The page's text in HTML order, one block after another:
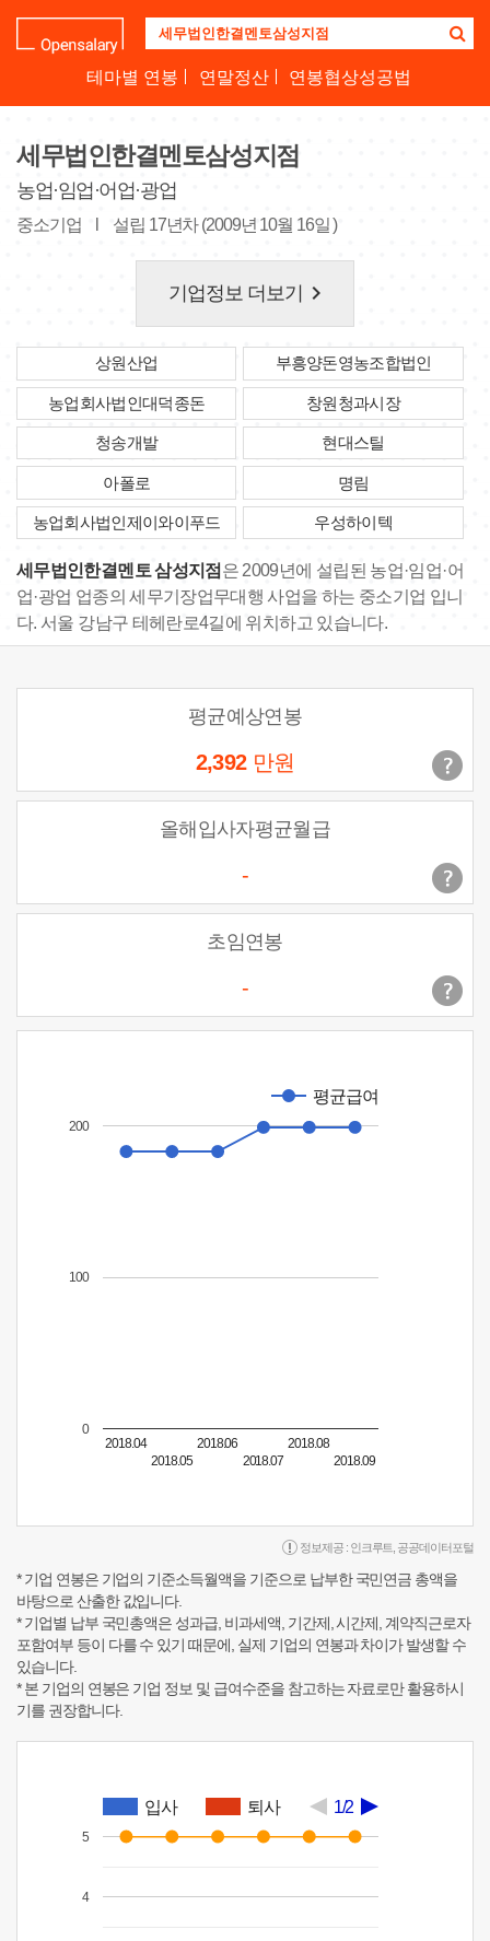
업
명
하
세
요
테마별 연봉 연말정산 연봉협상성공법
세무법인한결멘토삼성지점
농업·임업·어업·광업
중소기업 설립 17년차 (2009년 10월 16일 )
기업정보 더보기 keyboard_arrow_right
상원산업 부흥양돈영농조합법인
농업회사법인대덕종돈 창원청과시장
청송개발 현대스틸
아폴로 명림
농업회사법인제이와이푸드 우성하이텍
세무법인한결멘토 삼성지점 은 2009년에 설립된 농업·임업·어
업·광업 업종의 세무기장업무대행 사업을 하는 중소기업 입니
다. 서울 강남구 테헤란로4길에 위치하고 있습니다.
평균예상연봉
2,392 만원
올해입사자평균월급
-
초임연봉
-
평균급여
2018.04
2018.05
2018.06
2018.07
2018.08
2018.09
0
100
200
정보제공 : 인크루트 공공데이터포털
* 기업 연봉은 기업의 기준소득월액을 기준으로 납부한 국민연금 총액을
바탕으로 산출한 값입니다.
* 기업별 납부 국민총액은 성과급, 비과세액, 기간제, 시간제, 계약직근로자
포함여부 등이 다를 수 있기 때문에, 실제 기업의 연봉과 차이가 발생할 수
있습니다.
* 본 기업의 연봉은 기업 정보 및 급여수준을 참고하는 자료로만 활용하시
기를 권장합니다.
입사 퇴사 1/2
4
5